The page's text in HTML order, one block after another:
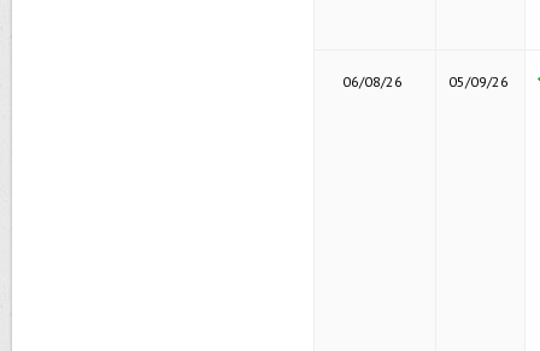
06/08/26 05/09/26